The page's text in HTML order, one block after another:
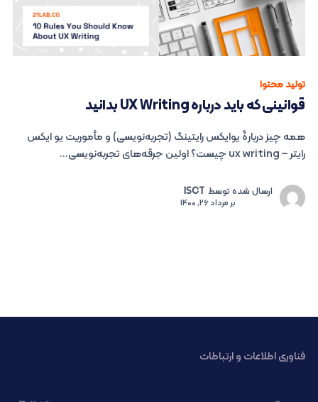
تولید محتوا
قوانینی که باید درباره UX Writing بدانید
همه چیز دربارۀ یوایکس رایتینگ (تجربه‌نویسی) و مأموریت یو ایکس
رایتر – ux writing چیست؟ اولین جرقه‌های تجربه‌نویسی...
ارسال شده توسط ISCT
برمرداد 26, 1400
فناوری اطلاعات و ارتباطات